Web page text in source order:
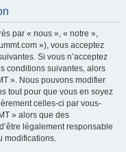
par « nous », « notre »,
»), vous acceptez
Si vous n’acceptez
conditions suivantes, alors
». Nous pouvons modifier
tout pour que vous en soyez
celles-ci par vous-
» alors que des
légalement responsable
modifications.